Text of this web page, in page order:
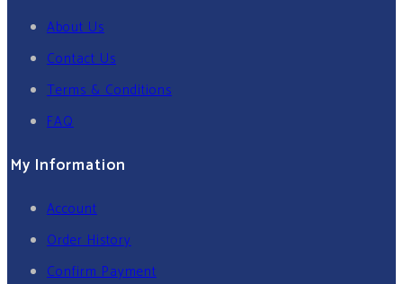
About Us
Contact Us
Terms & Conditions
FAQ
My Information
Account
Order History
Confirm Payment